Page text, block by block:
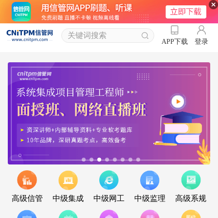
APP下载 登录
高级信管 中级集成 中级网工 中级监理 高级系规